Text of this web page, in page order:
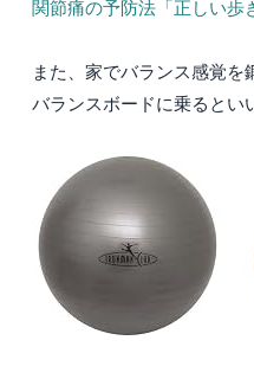
関節痛の予防法「正しい歩
また、家でバランス感覚
バランスボードに乗るとい